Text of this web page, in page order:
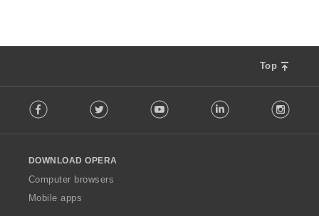
Top
o
w
O
p
Facebook Twitter Youtube LinkedIn
DOWNLOAD OPERA
Computer browsers
Mobile apps